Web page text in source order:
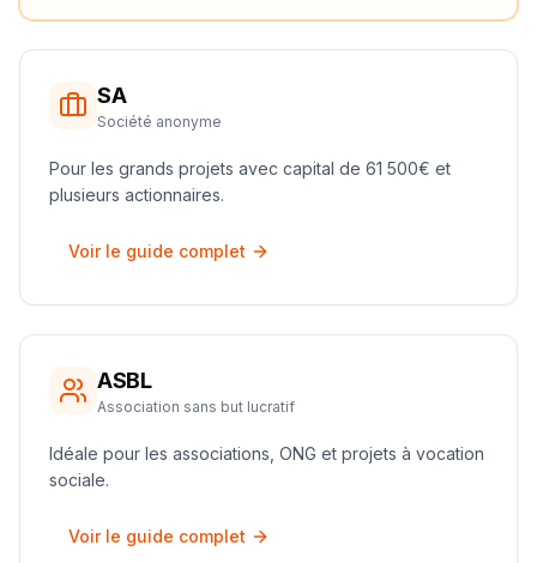
SA
Société anonyme
Pour les grands projets avec capital de 61 500€ et
plusieurs actionnaires.
Voir le guide complet
ASBL
Association sans but lucratif
Idéale pour les associations, ONG et projets à vocation
sociale.
Voir le guide complet